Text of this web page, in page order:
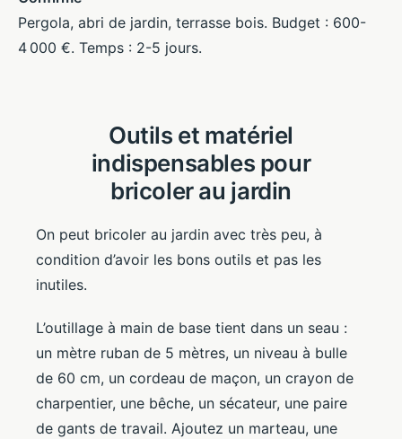
Pergola, abri de jardin, terrasse bois. Budget : 600-
4 000 €. Temps : 2-5 jours.
Outils et matériel
indispensables pour
bricoler au jardin
On peut bricoler au jardin avec très peu, à
condition d’avoir les bons outils et pas les
inutiles.
L’outillage à main de base tient dans un seau :
un mètre ruban de 5 mètres, un niveau à bulle
de 60 cm, un cordeau de maçon, un crayon de
charpentier, une bêche, un sécateur, une paire
de gants de travail. Ajoutez un marteau, une